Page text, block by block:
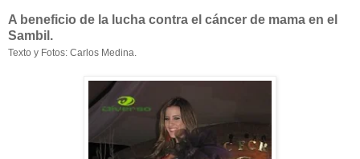
A beneficio de la lucha contra el cáncer de mama en el
Sambil.
Texto y Fotos: Carlos Medina.